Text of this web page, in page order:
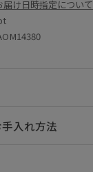
け日時指定について
入れ方法